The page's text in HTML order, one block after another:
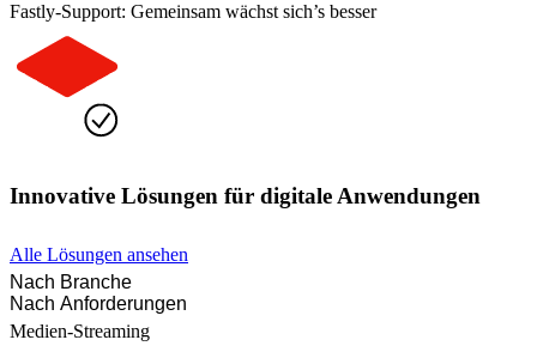
Fastly-Support: Gemeinsam wächst sich’s besser
Innovative Lösungen für digitale Anwendungen
Alle Lösungen ansehen
Nach Branche
Nach Anforderungen
Medien-Streaming